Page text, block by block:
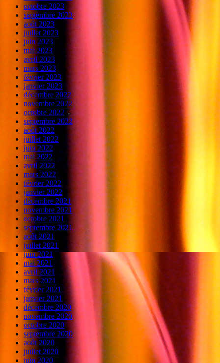
octobre 2023
septembre 2023
août 2023
juillet 2023
juin 2023
mai 2023
avril 2023
mars 2023
février 2023
janvier 2023
décembre 2022
novembre 2022
octobre 2022
septembre 2022
août 2022
juillet 2022
juin 2022
mai 2022
avril 2022
mars 2022
février 2022
janvier 2022
décembre 2021
novembre 2021
octobre 2021
septembre 2021
août 2021
juillet 2021
juin 2021
mai 2021
avril 2021
mars 2021
février 2021
janvier 2021
décembre 2020
novembre 2020
octobre 2020
septembre 2020
août 2020
juillet 2020
juin 2020